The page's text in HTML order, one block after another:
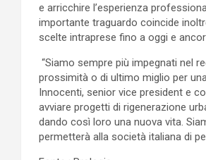
e arricchire l’esperienza
importante traguardo coincide
scelte intraprese fino a oggi e
“Siamo sempre più impegnati nel
prossimità o di ultimo miglio per
Innocenti, senior vice president e
avviare progetti di rigenerazione
dando così loro una nuova vita.
permetterà alla società italiana di